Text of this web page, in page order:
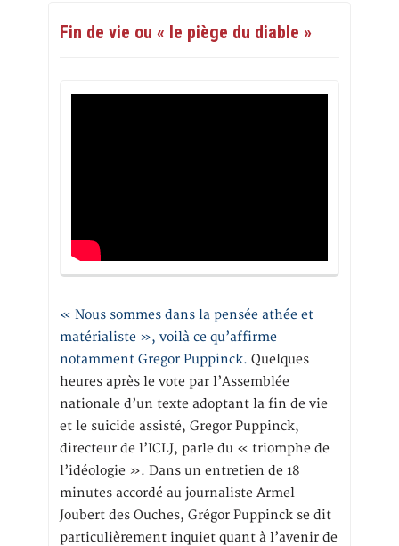
Fin de vie ou « le piège du diable »
« Nous sommes dans la pensée athée et
matérialiste », voilà ce qu’affirme
notamment Gregor Puppinck. Quelques
heures après le vote par l’Assemblée
nationale d’un texte adoptant la fin de vie
et le suicide assisté, Gregor Puppinck,
directeur de l’ICLJ, parle du « triomphe de
l’idéologie ». Dans un entretien de 18
minutes accordé au journaliste Armel
Joubert des Ouches, Grégor Puppinck se dit
particulièrement inquiet quant à l’avenir de